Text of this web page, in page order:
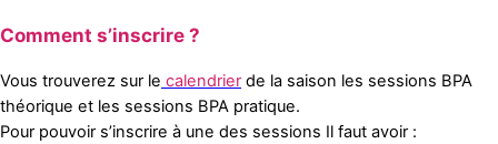
Comment s’inscrire ?
Vous trouverez sur le calendrier de la saison les sessions BPA
théorique et les sessions BPA pratique.
Pour pouvoir s’inscrire à une des sessions Il faut avoir :